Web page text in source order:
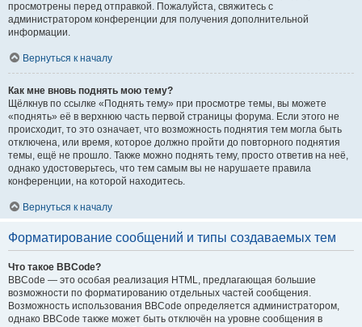
просмотрены перед отправкой. Пожалуйста, свяжитесь с
администратором конференции для получения дополнительной
информации.
Вернуться к началу
Как мне вновь поднять мою тему?
Щёлкнув по ссылке «Поднять тему» при просмотре темы, вы можете
«поднять» её в верхнюю часть первой страницы форума. Если этого не
происходит, то это означает, что возможность поднятия тем могла быть
отключена, или время, которое должно пройти до повторного поднятия
темы, ещё не прошло. Также можно поднять тему, просто ответив на неё,
однако удостоверьтесь, что тем самым вы не нарушаете правила
конференции, на которой находитесь.
Вернуться к началу
Форматирование сообщений и типы создаваемых тем
Что такое BBCode?
BBCode — это особая реализация HTML, предлагающая большие
возможности по форматированию отдельных частей сообщения.
Возможность использования BBCode определяется администратором,
однако BBCode также может быть отключён на уровне сообщения в